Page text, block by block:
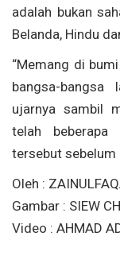
adalah bukan
Belanda, Hindu
“Memang di
bangsa-bangsa
ujarnya sambil
telah
tersebut sebelum
Oleh :
Gambar : SIEW
Video : AHMAD